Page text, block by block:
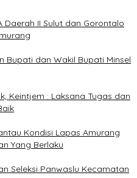
Daerah II Sulut dan Gorontalo
Bupati dan Wakil Bupati Minsel
Keintjem : Laksana Tugas dan
Kondisi Lapas Amurang
Yang Berlaku
Seleksi Panwaslu Kecamatan